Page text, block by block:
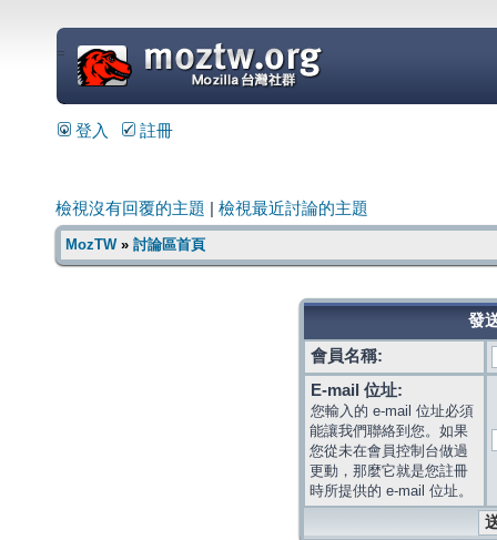
=
登入 註冊
檢視沒有回覆的主題 檢視最近討論的主題
MozTW» 討論區首頁
發
會員名稱:
E-mail 位址:
您輸入的 e-mail 位址必須
能讓我們聯絡到您。如果
您從未在會員控制台做過
更動，那麼它就是您註冊
時所提供的 e-mail 位址。